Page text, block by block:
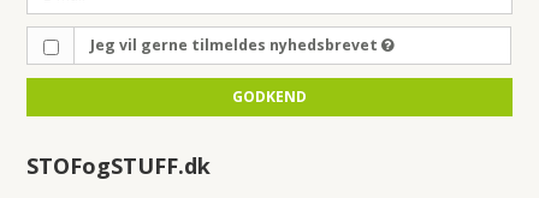
Jeg vil gerne tilmeldes nyhedsbrevet
GODKEND
STOFogSTUFF.dk